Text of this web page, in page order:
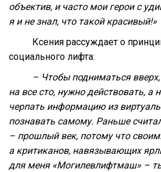
объектив, и часто мои герои с
я и не знал, что такой красивый!»
Ксения рассуждает о
социального лифта:
– Чтобы подниматься
на все сто, нужно действовать, а
черпать информацию из
познавать самому. Раньше
– прошлый век, потому что
а критиканов, навязывающих
для меня «Могилевлифтмаш» –